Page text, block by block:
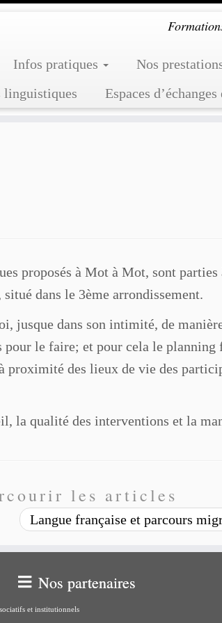
Infos pratiques Nos
linguistiques
Espaces
proposés à Mot à Mot, sont
dans le 3ème arrondissement.
jusque dans son intimité, de
pour le faire; et pour cela le
proximité des lieux de vie des
la qualité des interventions et la
les articles
Langue française et parcours
Nos partenaires
et institutionnels